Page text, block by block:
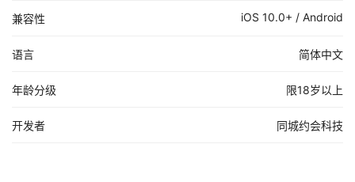
兼容性 iOS 10.0+ / Android
语言 简体中文
年龄分级 限18岁以上
开发者 同城约会科技